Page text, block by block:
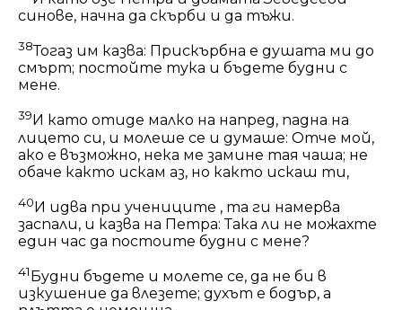
синове, начна да скърби и да тъжи.
38Тогаз им казва: Прискърбна е душата ми до
смърт; постойте тука и бъдете будни с
мене.
39 И като отиде малко на напред, падна на
лицето си, и молеше се и думаше: Отче мой,
ако е възможно, нека ме замине тая чаша; не
обаче както искам аз, но както искаш ти,
40И идва при учениците , та ги намерва
заспали, и казва на Петра: Така ли не можахте
един час да постоите будни с мене?
41 Будни бъдете и молете се, да не би в
изкушение да влезете; духът е бодър, а